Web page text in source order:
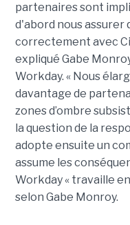
partenaires sont
d'abord nous
correctement avec
expliqué Gabe
Workday. « Nous
davantage de
zones d’ombre
la question de la
adopte ensuite un
assume les
Workday « travaille
selon Gabe Monroy.